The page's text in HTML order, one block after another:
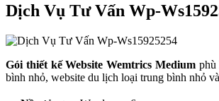
Dịch Vụ Tư Vấn Wp-
Gói thiết kế Website Wemtrics Mediumphù
bình nhỏ, website du lịch loại trung bình nhỏ